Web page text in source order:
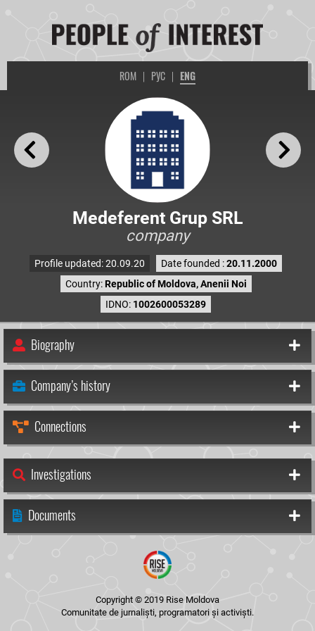
ROM | РУС | ENG
Medeferent Grup SRL
company
Profile updated: 20.09.20 Date founded :20.11.2000
Country:Republic of Moldova, Anenii Noi
IDNO: 1002600053289
Biography
Company’s history
Connections
Investigations
Documents
Copyright © 2019 Rise Moldova
Comunitate de jurnaliști, programatori și activiști.